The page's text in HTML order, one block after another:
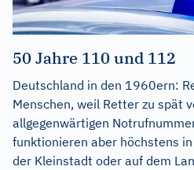
50 Jahre 110 und 112
Deutschland in den 1960ern:
Menschen, weil Retter zu spät
allgegenwärtigen
funktionieren aber höchstens
der Kleinstadt oder auf dem